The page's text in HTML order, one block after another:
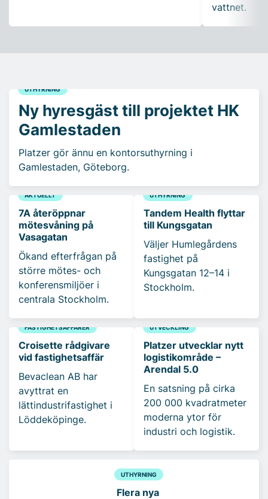
vattnet.
UTHYRNING
Ny hyresgäst till projektet HK
Gamlestaden
Platzer gör ännu en kontorsuthyrning i
Gamlestaden, Göteborg.
AKTUELLT
7A återöppnar
mötesvåning på
Vasagatan
Ökand efterfrågan på
större mötes- och
konferensmiljöer i
centrala Stockholm.
UTHYRNING
Tandem Health flyttar
till Kungsgatan
Väljer Humlegårdens
fastighet på
Kungsgatan 12–14 i
Stockholm.
FASTIGHETSAFFÄRER
Croisette rådgivare
vid fastighetsaffär
Bevaclean AB har
avyttrat en
lättindustrifastighet i
Löddeköpinge.
UTVECKLING
Platzer utvecklar nytt
logistikområde –
Arendal 5.0
En satsning på cirka
200 000 kvadratmeter
moderna ytor för
industri och logistik.
UTHYRNING
Flera nya